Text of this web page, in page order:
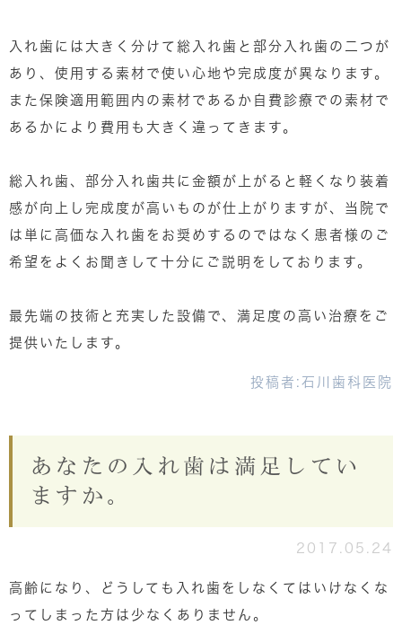
入れ歯には大きく分けて総入れ歯と部分入れ歯の二つが
あり、使用する素材で使い心地や完成度が異なります。
また保険適用範囲内の素材であるか自費診療での素材で
あるかにより費用も大きく違ってきます。
総入れ歯、部分入れ歯共に金額が上がると軽くなり装着
感が向上し完成度が高いものが仕上がりますが、当院で
は単に高価な入れ歯をお奨めするのではなく患者様のご
希望をよくお聞きして十分にご説明をしております。
最先端の技術と充実した設備で、満足度の高い治療をご
提供いたします。
投稿者: 石川歯科医院
あなたの入れ歯は満足してい
ますか。
2017.05.24
高齢になり、どうしても入れ歯をしなくてはいけなくな
ってしまった方は少なくありません。